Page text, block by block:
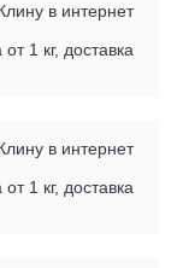
в интернет
от 1 кг, доставка
в интернет
от 1 кг, доставка